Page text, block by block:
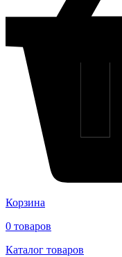
Корзина
0 товаров
Каталог товаров